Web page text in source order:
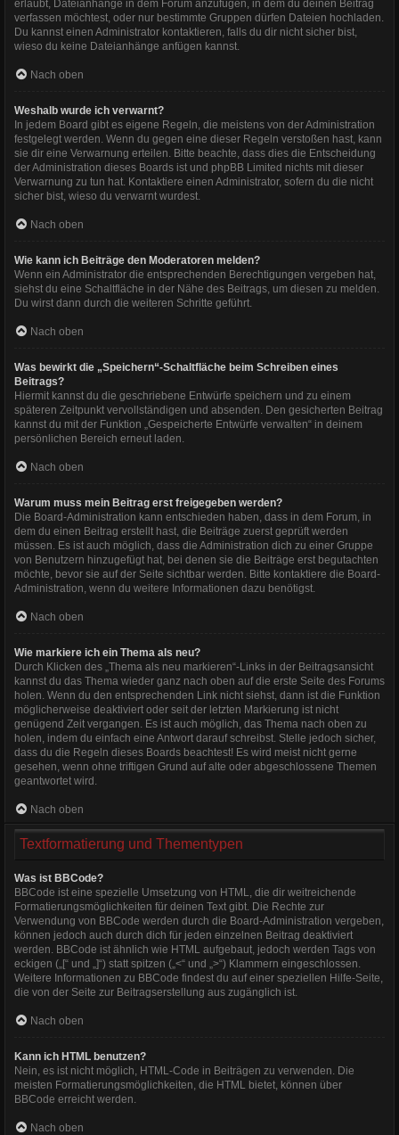
erlaubt, Dateianhänge in dem Forum anzufügen, in dem du deinen Beitrag
verfassen möchtest, oder nur bestimmte Gruppen dürfen Dateien hochladen.
Du kannst einen Administrator kontaktieren, falls du dir nicht sicher bist,
wieso du keine Dateianhänge anfügen kannst.
Nach oben
Weshalb wurde ich verwarnt?
In jedem Board gibt es eigene Regeln, die meistens von der Administration
festgelegt werden. Wenn du gegen eine dieser Regeln verstoßen hast, kann
sie dir eine Verwarnung erteilen. Bitte beachte, dass dies die Entscheidung
der Administration dieses Boards ist und phpBB Limited nichts mit dieser
Verwarnung zu tun hat. Kontaktiere einen Administrator, sofern du die nicht
sicher bist, wieso du verwarnt wurdest.
Nach oben
Wie kann ich Beiträge den Moderatoren melden?
Wenn ein Administrator die entsprechenden Berechtigungen vergeben hat,
siehst du eine Schaltfläche in der Nähe des Beitrags, um diesen zu melden.
Du wirst dann durch die weiteren Schritte geführt.
Nach oben
Was bewirkt die „Speichern“-Schaltfläche beim Schreiben eines
Beitrags?
Hiermit kannst du die geschriebene Entwürfe speichern und zu einem
späteren Zeitpunkt vervollständigen und absenden. Den gesicherten Beitrag
kannst du mit der Funktion „Gespeicherte Entwürfe verwalten“ in deinem
persönlichen Bereich erneut laden.
Nach oben
Warum muss mein Beitrag erst freigegeben werden?
Die Board-Administration kann entschieden haben, dass in dem Forum, in
dem du einen Beitrag erstellt hast, die Beiträge zuerst geprüft werden
müssen. Es ist auch möglich, dass die Administration dich zu einer Gruppe
von Benutzern hinzugefügt hat, bei denen sie die Beiträge erst begutachten
möchte, bevor sie auf der Seite sichtbar werden. Bitte kontaktiere die Board-
Administration, wenn du weitere Informationen dazu benötigst.
Nach oben
Wie markiere ich ein Thema als neu?
Durch Klicken des „Thema als neu markieren“-Links in der Beitragsansicht
kannst du das Thema wieder ganz nach oben auf die erste Seite des Forums
holen. Wenn du den entsprechenden Link nicht siehst, dann ist die Funktion
möglicherweise deaktiviert oder seit der letzten Markierung ist nicht
genügend Zeit vergangen. Es ist auch möglich, das Thema nach oben zu
holen, indem du einfach eine Antwort darauf schreibst. Stelle jedoch sicher,
dass du die Regeln dieses Boards beachtest! Es wird meist nicht gerne
gesehen, wenn ohne triftigen Grund auf alte oder abgeschlossene Themen
geantwortet wird.
Nach oben
Textformatierung und Thementypen
Was ist BBCode?
BBCode ist eine spezielle Umsetzung von HTML, die dir weitreichende
Formatierungsmöglichkeiten für deinen Text gibt. Die Rechte zur
Verwendung von BBCode werden durch die Board-Administration vergeben,
können jedoch auch durch dich für jeden einzelnen Beitrag deaktiviert
werden. BBCode ist ähnlich wie HTML aufgebaut, jedoch werden Tags von
eckigen („[“ und „]“) statt spitzen („<“ und „>“) Klammern eingeschlossen.
Weitere Informationen zu BBCode findest du auf einer speziellen Hilfe-Seite,
die von der Seite zur Beitragserstellung aus zugänglich ist.
Nach oben
Kann ich HTML benutzen?
Nein, es ist nicht möglich, HTML-Code in Beiträgen zu verwenden. Die
meisten Formatierungsmöglichkeiten, die HTML bietet, können über
BBCode erreicht werden.
Nach oben